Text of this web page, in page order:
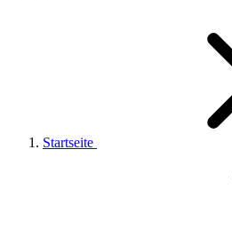
Startseite